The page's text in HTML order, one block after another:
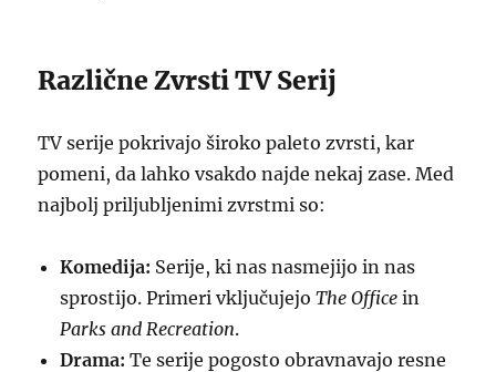
Različne Zvrsti TV Serij
TV serije pokrivajo široko paleto zvrsti, kar
pomeni, da lahko vsakdo najde nekaj zase. Med
najbolj priljubljenimi zvrstmi so:
Komedija: Serije, ki nas nasmejijo in nas
sprostijo. Primeri vključujejoThe Office in
Parks and Recreation.
Drama: Te serije pogosto obravnavajo resne